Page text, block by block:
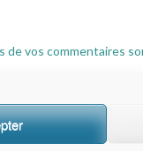
de vos commentaires